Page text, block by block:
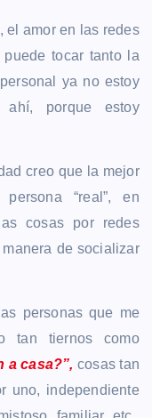
el amor en las redes
tocar tanto la
ya no estoy
porque estoy
creo que la mejor
“real”, en
cosas por redes
de socializar
personas que me
tan tiernos como
a casa?”, cosas tan
uno, independiente